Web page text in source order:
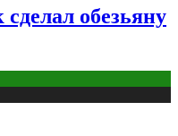
обезьяну